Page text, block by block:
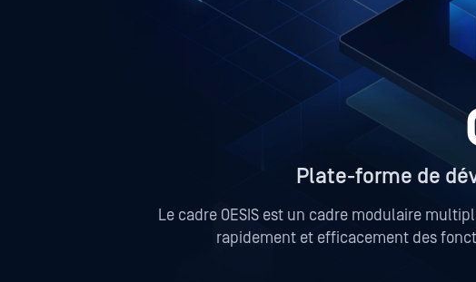
Plate-forme de
Le cadre OESIS est un cadre modulaire
rapidement et efficacement des